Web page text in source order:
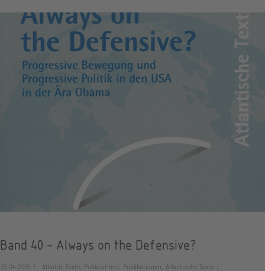
Band 40 - Always on the Defensive?
01.04.2015 Atlantic Texts, Publications, Publikationen, Atlantische Texte